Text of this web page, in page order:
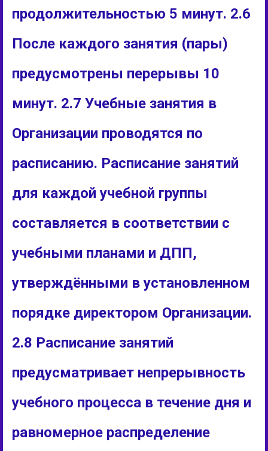
продолжительностью 5 минут. 2.6
После каждого занятия (пары)
предусмотрены перерывы 10
минут. 2.7 Учебные занятия в
Организации проводятся по
расписанию. Расписание занятий
для каждой учебной группы
составляется в соответствии с
учебными планами и ДПП,
утверждёнными в установленном
порядке директором Организации.
2.8 Расписание занятий
предусматривает непрерывность
учебного процесса в течение дня и
равномерное распределение